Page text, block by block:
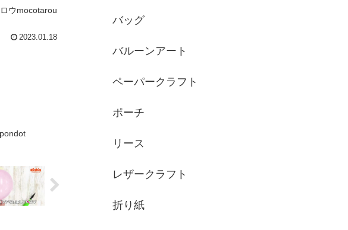
ウmocotarou
2023.01.18
バッグ
バルーンアート
ペーパークラフト
ポーチ
リース
レザークラフト
折り紙